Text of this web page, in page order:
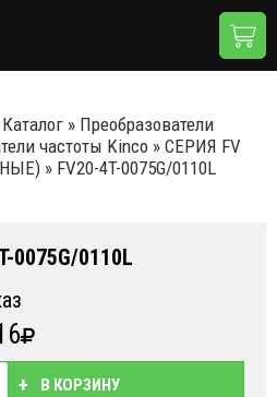
Каталог » Преобразователи
частоты Kinco » СЕРИЯ FV
» FV20-4T-0075G/0110L
0075G/0110L
+ В КОРЗИНУ